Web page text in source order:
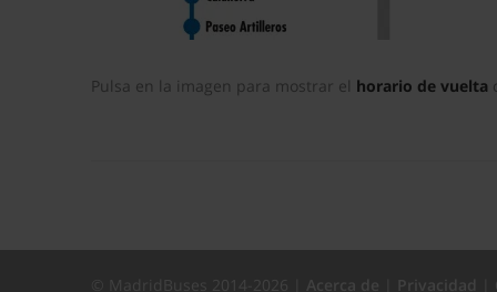
funcionamiento del sitio
Pulsa en la imagen para mostrar el horario de vuelta
© MadridBuses 2014-2026 | Acerca de Privacidad